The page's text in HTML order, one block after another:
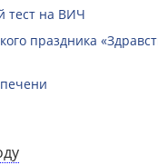
тест на ВИЧ
праздника